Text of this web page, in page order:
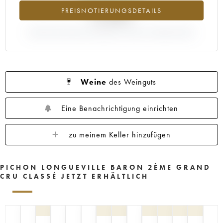
1956
1955 1954 1953
1952
1943
1940 1938 1936
1928
PREISNOTIERUNGSDETAILS
+3.66%
Weine des Weinguts
Eine Benachrichtigung einrichten
zu meinem Keller hinzufügen
PICHON LONGUEVILLE BARON 2ÈME GRAND
CRU CLASSÉ JETZT ERHÄLTLICH